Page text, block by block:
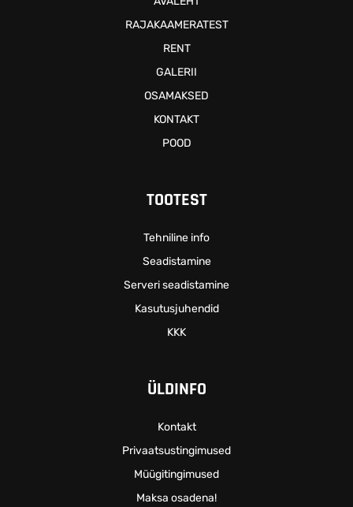
RAJAKAAMERATEST
RENT
GALERII
OSAMAKSED
KONTAKT
POOD
TOOTEST
Tehniline info
Seadistamine
Serveri seadistamine
Kasutusjuhendid
KKK
ÜLDINFO
Kontakt
Privaatsustingimused
Müügitingimused
Maksa osadena!